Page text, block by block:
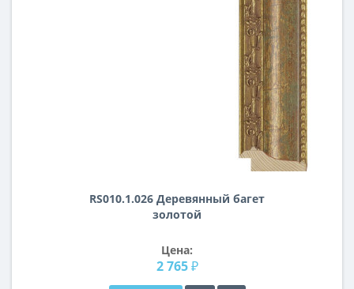
RS010.1.026 Деревянный багет
золотой
Цена:
2 765 ₽